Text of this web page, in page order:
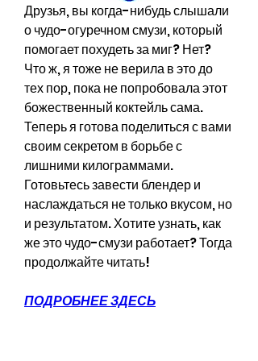
Друзья, вы когда-нибудь слышали
о чудо-огуречном смузи, который
помогает похудеть за миг? Нет?
Что ж, я тоже не верила в это до
тех пор, пока не попробовала этот
божественный коктейль сама.
Теперь я готова поделиться с вами
своим секретом в борьбе с
лишними килограммами.
Готовьтесь завести блендер и
наслаждаться не только вкусом, но
и результатом. Хотите узнать, как
же это чудо-смузи работает? Тогда
продолжайте читать!
ПОДРОБНЕЕ ЗДЕСЬ